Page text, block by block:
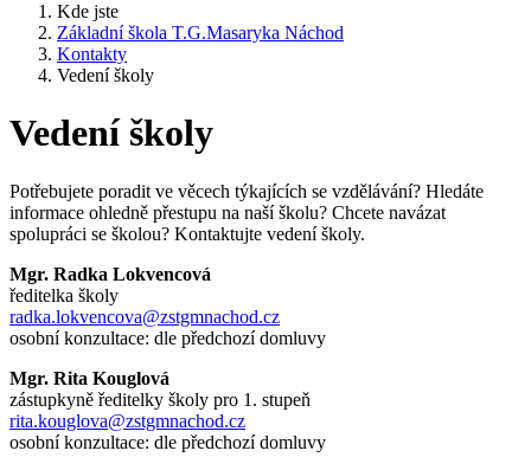
Kde jste
Základní škola T.G.Masaryka Náchod
Kontakty
Vedení školy
Vedení školy
Potřebujete poradit ve věcech týkajících se vzdělávání? Hledáte
informace ohledně přestupu na naší školu? Chcete navázat
spolupráci se školou? Kontaktujte vedení školy.
Mgr. Radka Lokvencová
ředitelka školy
radka.lokvencova@zstgmnachod.cz
osobní konzultace: dle předchozí domluvy
Mgr. Rita Kouglová
zástupkyně ředitelky školy pro 1. stupeň
rita.kouglova@zstgmnachod.cz
osobní konzultace: dle předchozí domluvy